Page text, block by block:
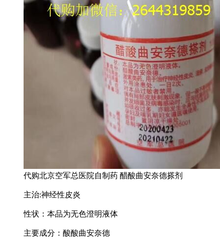
代购北京空军总医院自制药 醋酸曲安奈德搽剂
主治:神经性皮炎
性状：本品为无色澄明液体
主要成分：酸酸曲安奈德